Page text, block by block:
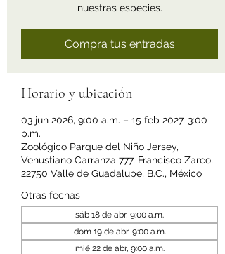
nuestras especies.
Compra tus entradas
Horario y ubicación
03 jun 2026, 9:00 a.m. – 15 feb 2027, 3:00
p.m.
Zoológico Parque del Niño Jersey,
Venustiano Carranza 777, Francisco Zarco,
22750 Valle de Guadalupe, B.C., México
Otras fechas
sáb 18 de abr, 9:00 a.m.
dom 19 de abr, 9:00 a.m.
mié 22 de abr, 9:00 a.m.